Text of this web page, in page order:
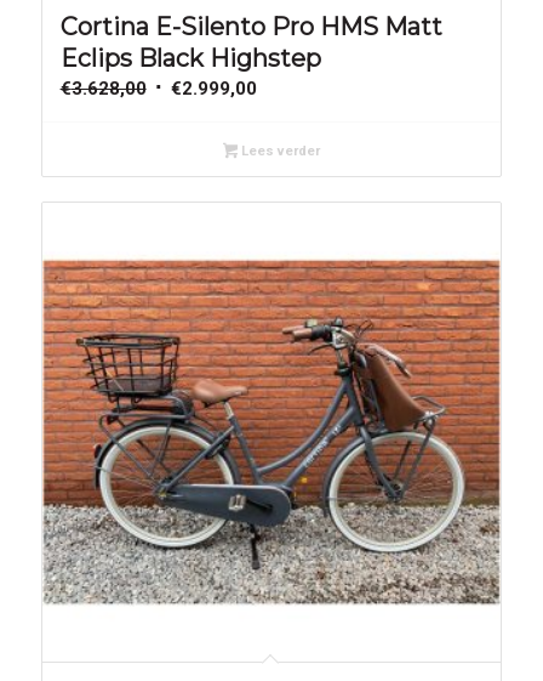
Cortina E-Silento Pro HMS Matt
Eclips Black Highstep
€3.628,00 Oorspronkelijke
€3.628,00.
€2.999,00Huidige
is:
€2.999,00.
Lees verder